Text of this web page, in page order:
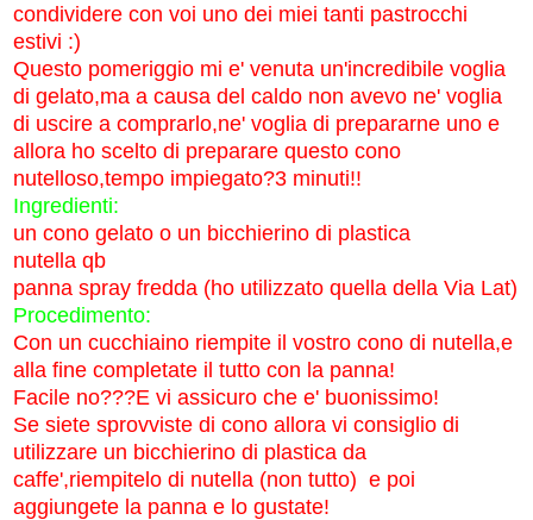
condividere con voi uno dei miei tanti pastrocchi
estivi :)
Questo pomeriggio mi e' venuta un'incredibile voglia
di gelato,ma a causa del caldo non avevo ne' voglia
di uscire a comprarlo,ne' voglia di prepararne uno e
allora ho scelto di preparare questo cono
nutelloso,tempo impiegato?3 minuti!!
Ingredienti:
un cono gelato o un bicchierino di plastica
nutella qb
panna spray fredda (ho utilizzato quella della Via Lat)
Procedimento:
Con un cucchiaino riempite il vostro cono di nutella,e
alla fine completate il tutto con la panna!
Facile no???E vi assicuro che e' buonissimo!
Se siete sprovviste di cono allora vi consiglio di
utilizzare un bicchierino di plastica da
caffe',riempitelo di nutella (non tutto) e poi
aggiungete la panna e lo gustate!